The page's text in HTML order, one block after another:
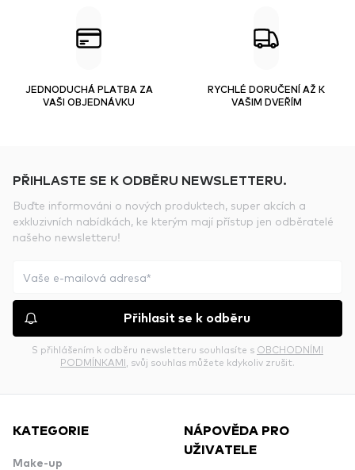
JEDNODUCHÁ PLATBA ZA
VAŠI OBJEDNÁVKU
RYCHLÉ DORUČENÍ AŽ K
VAŠIM DVEŘÍM
PŘIHLASTE SE K ODBĚRU NEWSLETTERU.
Buďte informováni o nových produktech, super akcích a
exkluzivních nabídkách, ke kterým mají přístup jen odběratelé
našeho newsletteru!
Přihlasit se k odběru
S přihlášením k odběru newsletteru souhlasíte s OBCHODNÍMI
PODMÍNKAMI , svůj souhlas můžete kdykoliv zrušit.
KATEGORIE
Make-up
NÁPOVĚDA PRO
UŽIVATELE